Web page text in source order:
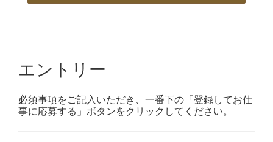
エントリー
必須事項をご記入いただき、一番下の「登録してお仕
事に応募する」ボタンをクリックしてください。